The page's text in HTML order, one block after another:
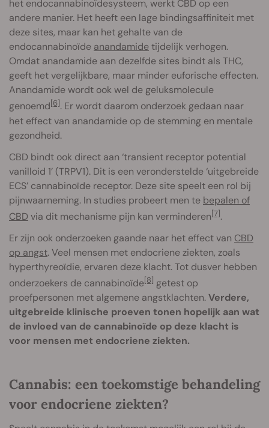
het endocannabinoïdesysteem, werkt CBD op een
andere manier. Het heeft een lage bindingsaffiniteit met
deze sites, maar kan het gehalte van de
endocannabinoïde anandamidetijdelijk verhogen.
Omdat anandamide aan dezelfde sites bindt als THC,
geeft het vergelijkbare, maar minder euforische effecten.
Anandamide wordt ook wel de geluksmolecule
genoemd[6]. Er wordt daarom onderzoek gedaan naar
het effect van anandamide op de stemming en mentale
gezondheid.
CBD bindt ook direct aan ‘transient receptor potential
vanilloid 1’ (TRPV1). Dit is een veronderstelde ‘uitgebreide
ECS’ cannabinoïde receptor. Deze site speelt een rol bij
pijnwaarneming. In studies probeert men te bepalen of
CBD via dit mechanisme pijn kan verminderen[7].
Er zijn ook onderzoeken gaande naar het effect van CBD
op angst. Veel mensen met endocriene ziekten, zoals
hyperthyreoïdie, ervaren deze klacht. Tot dusver hebben
onderzoekers de cannabinoïde[8] getest op
proefpersonen met algemene angstklachten.Verdere,
uitgebreide klinische proeven tonen hopelijk aan wat
de invloed van de cannabinoïde op deze klacht is
voor mensen met endocriene ziekten.
Cannabis: een toekomstige behandeling
voor endocriene ziekten?